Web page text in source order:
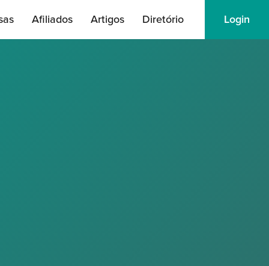
Afiliados Artigos Diretório Login